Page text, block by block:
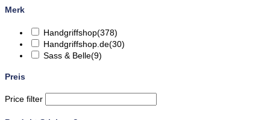
Merk
Handgriffshop(378)
Handgriffshop.de(30)
Sass & Belle(9)
Preis
Price filter